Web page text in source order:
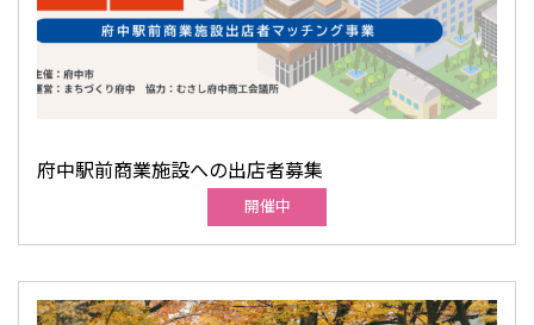
府中駅前商業施設への出店者募集
開催中